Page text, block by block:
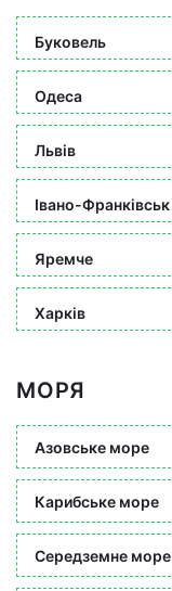
Буковель
Одеса
Львів
Івано-Франківськ
Яремче
Харків
МОРЯ
Азовське море
Карибське море
Середземне море